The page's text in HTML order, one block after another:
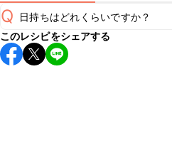
Q 日持ちはどれくらいですか？
保存期間は冷蔵で翌日中が目安
し上がりください。
このレシピをシェアする